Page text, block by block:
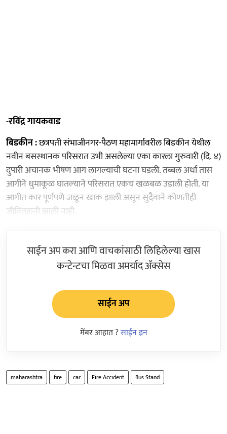
-रविंद्र गायकवाड
बिडकीन :छत्रपती संभाजीनगर-पैठण महामार्गावरील बिडकीन येथील
नवीन बसस्थानक परिसरात उभी असलेल्या एका कारला गुरुवारी (दि. ४)
दुपारी अचानक भीषण आग लागल्याची घटना घडली. तब्बल अर्धा तास
आगीने धुमाकूळ घातल्याने परिसरात एकच खळबळ उडाली होती. या
आगीत कार पूर्णपणे जळून खाक झाली असून सुदैवाने कोणतीही
जीवितहानी झाली नाही.
साईन अप करा आणि वाचकांसाठी लिहिलेल्या खास
कन्टेन्टचा मिळवा अमर्याद ॲक्सेस
साईन अप
मेंबर आहात ?साईन इन
maharashtra fire car Fire Accident Bus Stand